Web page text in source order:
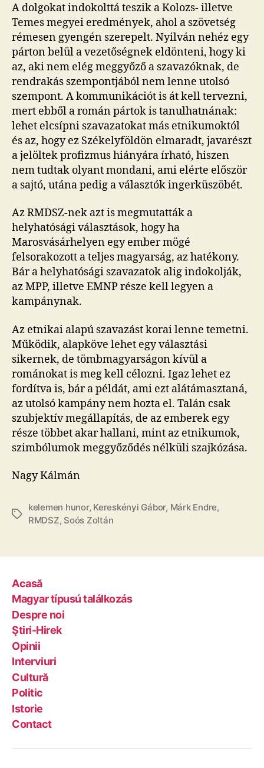
A dolgokat indokolttá teszik a Kolozs- illetve
Temes megyei eredmények, ahol a szövetség
rémesen gyengén szerepelt. Nyilván nehéz egy
párton belül a vezetőségnek eldönteni, hogy ki
az, aki nem elég meggyőző a szavazóknak, de
rendrakás szempontjából nem lenne utolsó
szempont. A kommunikációt is át kell tervezni,
mert ebből a román pártok is tanulhatnának:
lehet elcsípni szavazatokat más etnikumoktól
és az, hogy ez Székelyföldön elmaradt, javarészt
a jelöltek profizmus hiányára írható, hiszen
nem tudtak olyant mondani, ami elérte először
a sajtó, utána pedig a választók ingerküszöbét.
Az RMDSZ-nek azt is megmutatták a
helyhatósági választások, hogy ha
Marosvásárhelyen egy ember mögé
felsorakozott a teljes magyarság, az hatékony.
Bár a helyhatósági szavazatok alig indokolják,
az MPP, illetve EMNP része kell legyen a
kampánynak.
Az etnikai alapú szavazást korai lenne temetni.
Működik, alapköve lehet egy választási
sikernek, de tömbmagyarságon kívül a
románokat is meg kell célozni. Igaz lehet ez
fordítva is, bár a példát, ami ezt alátámasztaná,
az utolsó kampány nem hozta el. Talán csak
szubjektív megállapítás, de az emberek egy
része többet akar hallani, mint az etnikumok,
szimbólumok meggyőződés nélküli szajkózása.
Nagy Kálmán
Tags
kelemen hunor, Kereskényi Gábor, Márk Endre,
RMDSZ, Soós Zoltán
Acasă
Magyar típusú találkozás
Despre noi
Ştiri-Hirek
Opinii
Interviuri
Cultură
Politic
Istorie
Contact